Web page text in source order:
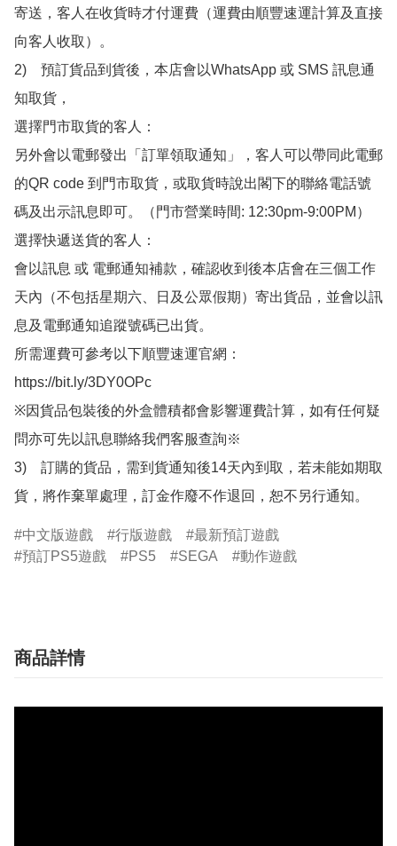
寄送，客人在收貨時才付運費（運費由順豐速運計算及直接
向客人收取）。
2)　預訂貨品到貨後，本店會以WhatsApp 或 SMS 訊息通
知取貨，
選擇門市取貨的客人：
另外會以電郵發出「訂單領取通知」，客人可以帶同此電郵
的QR code 到門市取貨，或取貨時說出閣下的聯絡電話號
碼及出示訊息即可。（門市營業時間: 12:30pm-9:00PM）
選擇快遞送貨的客人：
會以訊息 或 電郵通知補款，確認收到後本店會在三個工作
天內（不包括星期六、日及公眾假期）寄出貨品，並會以訊
息及電郵通知追蹤號碼已出貨。
所需運費可參考以下順豐速運官網：
https://bit.ly/3DY0OPc
※因貨品包裝後的外盒體積都會影響運費計算，如有任何疑
問亦可先以訊息聯絡我們客服查詢※
3)　訂購的貨品，需到貨通知後14天內到取，若未能如期取
貨，將作棄單處理，訂金作廢不作退回，恕不另行通知。
中文版遊戲 行版遊戲
最新預訂遊戲
預訂PS5遊戲
PS5 SEGA 動作遊戲
商品詳情